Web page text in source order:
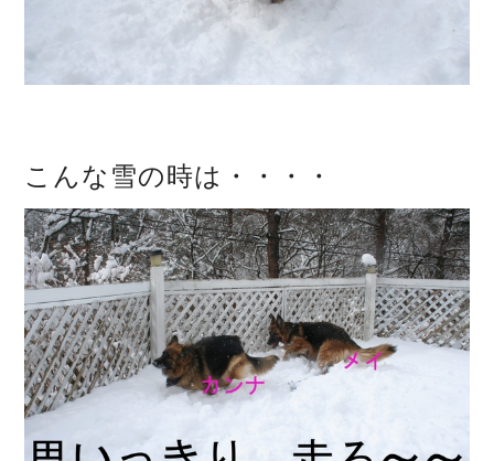
こんな雪の時は・・・・